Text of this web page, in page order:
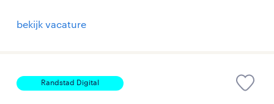
bekijk vacature
Randstad Digital